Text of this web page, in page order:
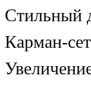
Стильный
Карман-